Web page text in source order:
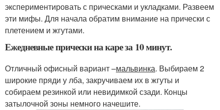
экспериментировать с прическами и укладками. Развеем
эти мифы. Для начала обратим внимание на прически с
плетением и жгутами.
Ежедневные прически на каре за 10 минут.
Отличный офисный вариант –мальвинка. Выбираем 2
широкие пряди у лба, закручиваем их в жгуты и
собираем резинкой или невидимкой сзади. Концы
затылочной зоны немного начешите.